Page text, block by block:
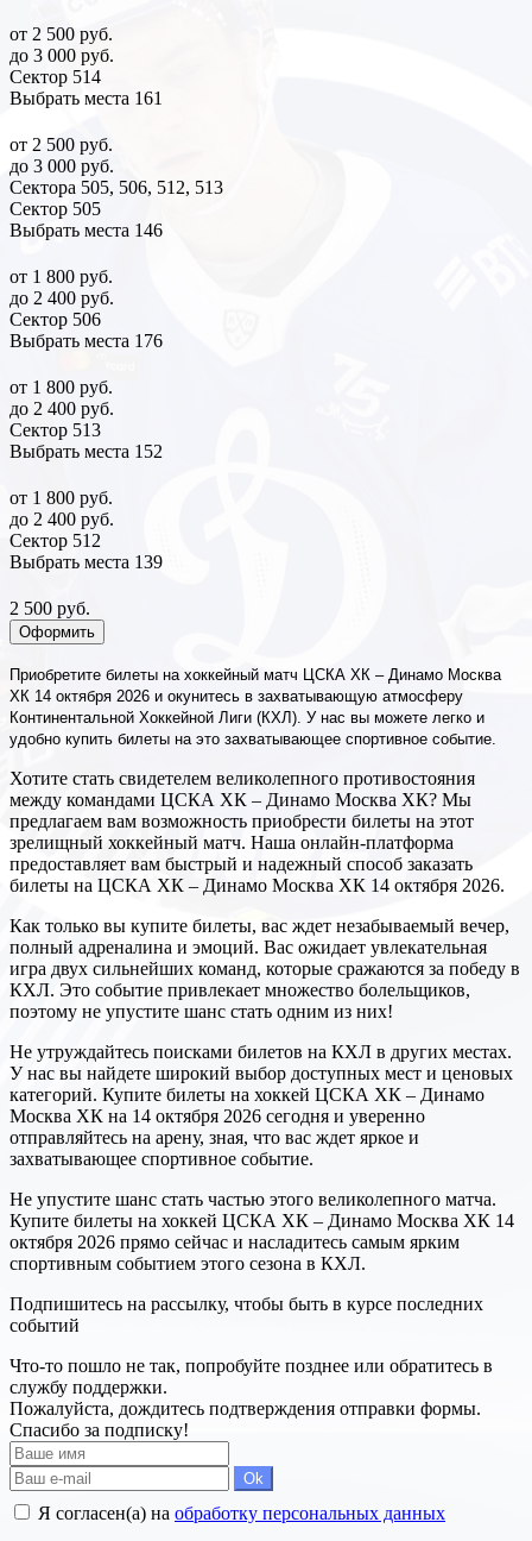
от 2 500 руб.
до 3 000 руб.
Сектор 514
Выбрать места 161
от 2 500 руб.
до 3 000 руб.
Сектора 505, 506, 512, 513
Сектор 505
Выбрать места 146
от 1 800 руб.
до 2 400 руб.
Сектор 506
Выбрать места 176
от 1 800 руб.
до 2 400 руб.
Сектор 513
Выбрать места 152
от 1 800 руб.
до 2 400 руб.
Сектор 512
Выбрать места 139
2 500 руб.
Оформить
Приобретите билеты на хоккейный матч ЦСКА ХК – Динамо Москва
ХК 14 октября 2026 и окунитесь в захватывающую атмосферу
Континентальной Хоккейной Лиги (КХЛ). У нас вы можете легко и
удобно купить билеты на это захватывающее спортивное событие.
Хотите стать свидетелем великолепного противостояния
между командами ЦСКА ХК – Динамо Москва ХК? Мы
предлагаем вам возможность приобрести билеты на этот
зрелищный хоккейный матч. Наша онлайн-платформа
предоставляет вам быстрый и надежный способ заказать
билеты на ЦСКА ХК – Динамо Москва ХК 14 октября 2026.
Как только вы купите билеты, вас ждет незабываемый вечер,
полный адреналина и эмоций. Вас ожидает увлекательная
игра двух сильнейших команд, которые сражаются за победу в
КХЛ. Это событие привлекает множество болельщиков,
поэтому не упустите шанс стать одним из них!
Не утруждайтесь поисками билетов на КХЛ в других местах.
У нас вы найдете широкий выбор доступных мест и ценовых
категорий. Купите билеты на хоккей ЦСКА ХК – Динамо
Москва ХК на 14 октября 2026 сегодня и уверенно
отправляйтесь на арену, зная, что вас ждет яркое и
захватывающее спортивное событие.
Не упустите шанс стать частью этого великолепного матча.
Купите билеты на хоккей ЦСКА ХК – Динамо Москва ХК 14
октября 2026 прямо сейчас и насладитесь самым ярким
спортивным событием этого сезона в КХЛ.
Подпишитесь на рассылку, чтобы быть в курсе последних
событий
Что-то пошло не так, попробуйте позднее или обратитесь в
службу поддержки.
Пожалуйста, дождитесь подтверждения отправки формы.
Спасибо за подписку!
Ok
Я согласен(а) на обработку персональных данных